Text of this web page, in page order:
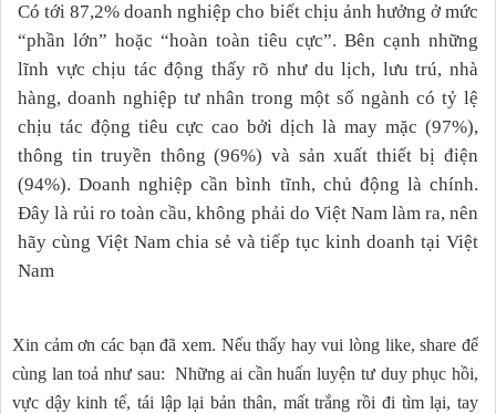
Có tới 87,2% doanh nghiệp cho biết chịu ảnh hưởng ở mức
“phần lớn” hoặc “hoàn toàn tiêu cực”. Bên cạnh những
lĩnh vực chịu tác động thấy rõ như du lịch, lưu trú, nhà
hàng, doanh nghiệp tư nhân trong một số ngành có tỷ lệ
chịu tác động tiêu cực cao bởi dịch là may mặc (97%),
thông tin truyền thông (96%) và sản xuất thiết bị điện
(94%). Doanh nghiệp cần bình tĩnh, chủ động là chính.
Đây là rủi ro toàn cầu, không phải do Việt Nam làm ra, nên
hãy cùng Việt Nam chia sẻ và tiếp tục kinh doanh tại Việt
Nam
Xin cảm ơn các bạn đã xem. Nếu thấy hay vui lòng like, share để
cùng lan toả như sau: Những ai cần huấn luyện tư duy phục hồi,
vực dậy kinh tế, tái lập lại bản thân, mất trắng rồi đi tìm lại, tay